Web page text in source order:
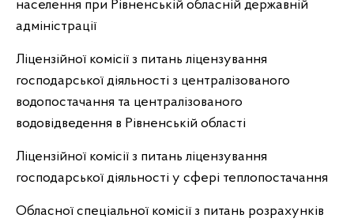
населення при Рівненській обласній державній
адміністрації
Ліцензійної комісії з питань ліцензування
господарської діяльності з централізованого
водопостачання та централізованого
водовідведення в Рівненській області
Ліцензійної комісії з питань ліцензування
господарської діяльності у сфері теплопостачання
Обласної спеціальної комісії з питань розрахунків